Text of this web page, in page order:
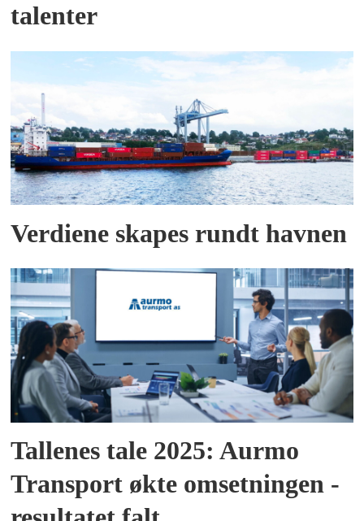
talenter
Verdiene skapes rundt havnen
Tallenes tale 2025: Aurmo
Transport økte omsetningen -